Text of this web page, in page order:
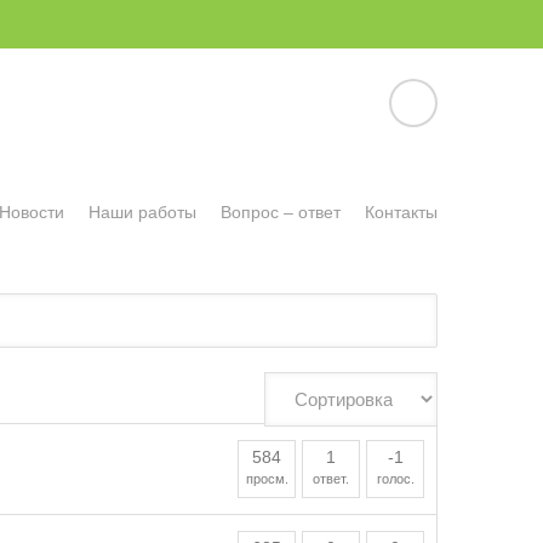
Новости Наши работы Вопрос – ответ Контакты
584
просм.
1
ответ.
-1
голос.